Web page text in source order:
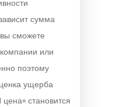
сумма
сможете
или
поэтому
ущерба
становится